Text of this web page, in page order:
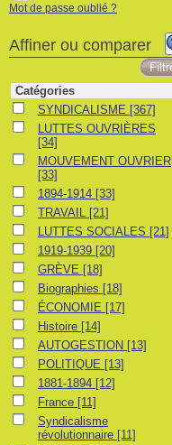
Mot de passe oublié ?
Affiner ou comparer
Catégories
SYNDICALISME
SYNDICALISME [367]
LUTTES OUVRIÈRES
LUTTES OUVRIÈRES
[34]
MOUVEMENT OUVRIER
MOUVEMENT OUVRIER
[33]
1894-19141894-1914 [33]
TRAVAILTRAVAIL [21]
LUTTES SOCIALES
LUTTES SOCIALES [21]
1919-19391919-1939 [20]
GRÈVEGRÈVE [18]
Biographies
Biographies [18]
ÉCONOMIE
ÉCONOMIE [17]
HistoireHistoire [14]
AUTOGESTION
AUTOGESTION [13]
POLITIQUE
POLITIQUE [13]
1881-18941881-1894 [12]
FranceFrance [11]
Syndicalisme révolutionnaire
Syndicalisme
révolutionnaire [11]